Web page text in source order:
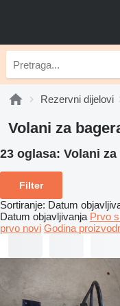
Rezervni dijelovi
Volani za
23 oglasa: Volani
Filter
Sortiranje: Datum
Datum objavljivanja Prvo
prvo novi Godina